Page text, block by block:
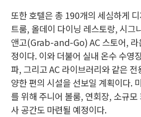
또한 호텔은 총 190개의 세심하게
트룸, 올데이 다이닝 레스토랑, 시그
앤고(Grab-and-Go) AC 스토어, 라
정이다. 이와 더불어 실내 온수 수영
파, 그리고 AC 라이브러리와 같은
양한 편의 시설을 선보일 계획이다.
를 위해 주니어 볼룸, 연회장, 소규모
사 공간도 마련될 예정이다.